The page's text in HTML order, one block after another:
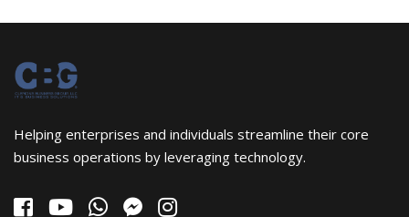
Helping enterprises and individuals streamline their core
business operations by leveraging technology.